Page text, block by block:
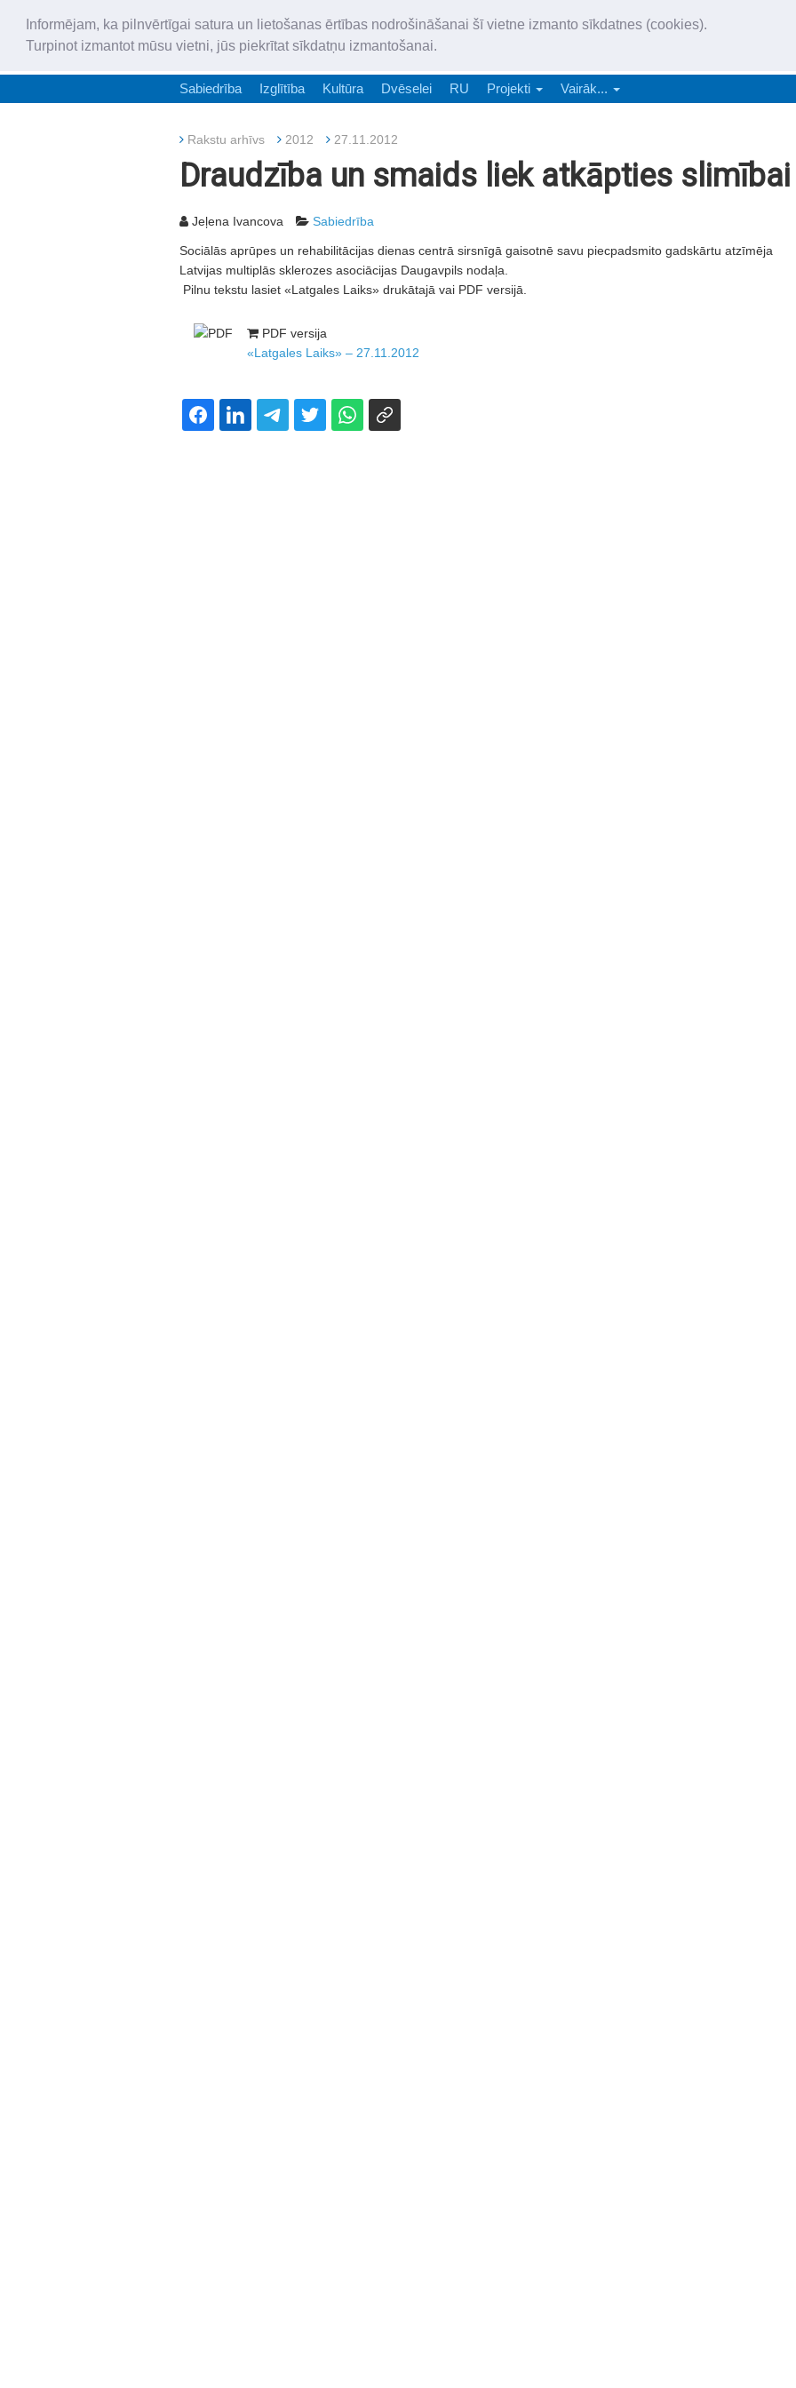
Informējam, ka pilnvērtīgai satura un lietošanas ērtības nodrošināšanai šī vietne izmanto sīkdatnes (cookies).
Turpinot izmantot mūsu vietni, jūs piekrītat sīkdatņu izmantošanai.
„Latgales Laiks” latviešu valodā aptver Daugavpils valstspilsētu,
Sabiedrība Izglītība Kultūra Dvēselei RU Projekti Vairāk...
Rakstu arhīvs 2012 27.11.2012
Draudzība un smaids liek atkāpties slimībai
Jeļena Ivancova Sabiedrība
Sociālās aprūpes un rehabilitācijas dienas centrā sirsnīgā gaisotnē savu piecpadsmito gadskārtu atzīmēja
Latvijas multiplās sklerozes asociācijas Daugavpils nodaļa.
Pilnu tekstu lasiet «Latgales Laiks» drukātajā vai PDF versijā.
PDF versija
«Latgales Laiks» – 27.11.2012